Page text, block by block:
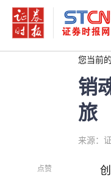
您当前
销
旅
来源：
点赞